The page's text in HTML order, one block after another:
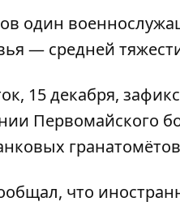
один
— средней
15 декабря,
Первомайского
что